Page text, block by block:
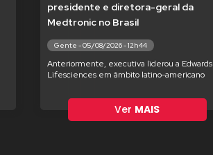
presidente e diretora-geral da
Medtronic no Brasil
Gente - 05/08/2026 - 12h44
Anteriormente, executiva liderou a Edwards
Lifesciences em âmbito latino-americano
Ver MAIS